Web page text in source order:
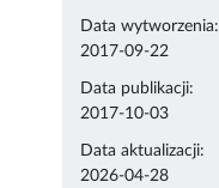
Data wytworzenia:
2017-09-22
Data publikacji:
2017-10-03
Data aktualizacji:
2026-04-28